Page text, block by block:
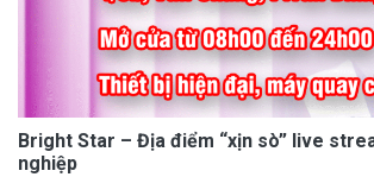
Bright Star – Địa điểm “xịn sò” live
nghiệp